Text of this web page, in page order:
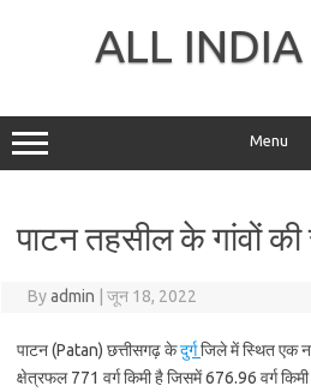
ALL INDIA
Menu
पाटन तहसील के गांवों की
Byadmin जून 18, 2022
पाटन (Patan) छत्तीसगढ़ केदुर्गजिले में स्थित एक
क्षेत्रफल 771 वर्ग किमी है जिसमें 676.96 वर्ग